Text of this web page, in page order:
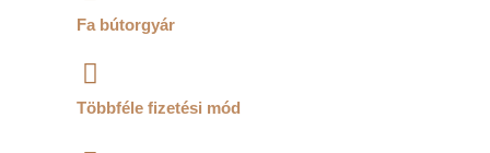
Fa bútorgyár
Többféle fizetési mód